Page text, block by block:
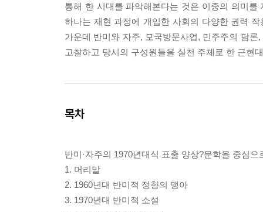
통해 한 시대를 파악해본다는 것은 이중의 의미
하나는 재현 과정에 개입한 사회의 다양한 권력
가운데 반미와 자주, 모국방문사업, 민주주의 담
고찰하고 당시의 구성원들을 실천 주체로 한 근현
목차
반미·자주의 1970년대식 표출 양상?문학을 중심으
1. 머리말
2. 1960년대 반미적 정향의 맹아
3. 1970년대 반미적 소설